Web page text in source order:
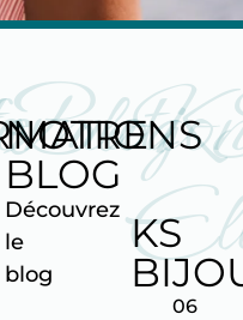
Blog
NOTRE
BLOG
Découvrez
le
blog
KS
06